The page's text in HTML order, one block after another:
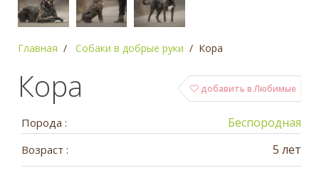
Главная Собаки в добрые руки Кора
добавить в Любимые
Кора
Порода : Беспородная
Возраст : 5 лет